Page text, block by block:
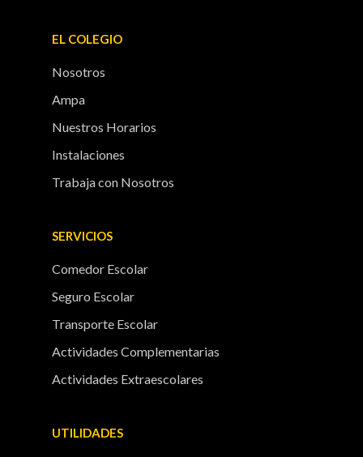
EL COLEGIO
Nosotros
Ampa
Nuestros Horarios
Instalaciones
Trabaja con Nosotros
SERVICIOS
Comedor Escolar
Seguro Escolar
Transporte Escolar
Actividades Complementarias
Actividades Extraescolares
UTILIDADES